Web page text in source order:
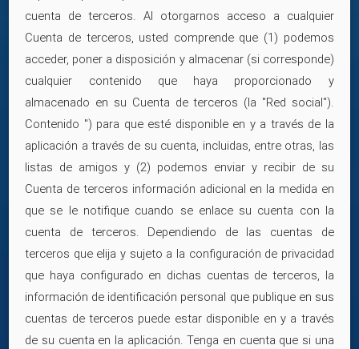
cuenta de terceros. Al otorgarnos acceso a cualquier
Cuenta de terceros, usted comprende que (1) podemos
acceder, poner a disposición y almacenar (si corresponde)
cualquier contenido que haya proporcionado y
almacenado en su Cuenta de terceros (la "Red social").
Contenido ") para que esté disponible en y a través de la
aplicación a través de su cuenta, incluidas, entre otras, las
listas de amigos y (2) podemos enviar y recibir de su
Cuenta de terceros información adicional en la medida en
que se le notifique cuando se enlace su cuenta con la
cuenta de terceros. Dependiendo de las cuentas de
terceros que elija y sujeto a la configuración de privacidad
que haya configurado en dichas cuentas de terceros, la
información de identificación personal que publique en sus
cuentas de terceros puede estar disponible en y a través
de su cuenta en la aplicación. Tenga en cuenta que si una